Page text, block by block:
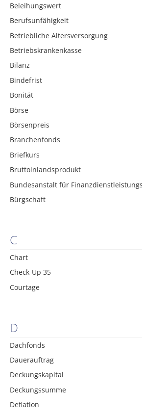
Beleihungswert
Berufsunfähigkeit
Betriebliche Altersversorgung
Betriebskrankenkasse
Bilanz
Bindefrist
Bonität
Börse
Börsenpreis
Branchenfonds
Briefkurs
Bruttoinlandsprodukt
Bundesanstalt für
Bürgschaft
C
Chart
Check-Up 35
Courtage
D
Dachfonds
Dauerauftrag
Deckungskapital
Deckungssumme
Deflation